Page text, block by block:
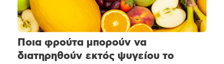
Ποια φρούτα μπορούν να
διατηρηθούν εκτός ψυγείου το